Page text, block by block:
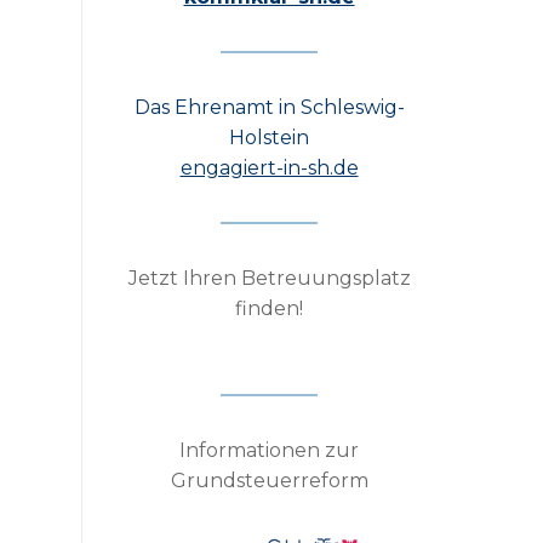
Das Ehrenamt in Schleswig-
Holstein
engagiert-in-sh.de
Jetzt Ihren Betreuungsplatz
finden!
Informationen zur
Grundsteuerreform